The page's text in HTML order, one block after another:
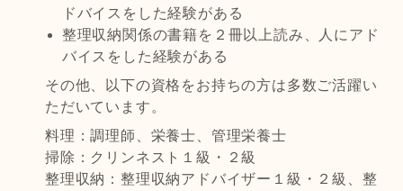
ドバイスをした経験がある
整理収納関係の書籍を２冊以上読み、人にアド
バイスをした経験がある
その他、以下の資格をお持ちの方は多数ご活躍い
ただいています。
料理：調理師、栄養士、管理栄養士
掃除：クリンネスト１級・２級
整理収納：整理収納アドバイザー１級・２級、整